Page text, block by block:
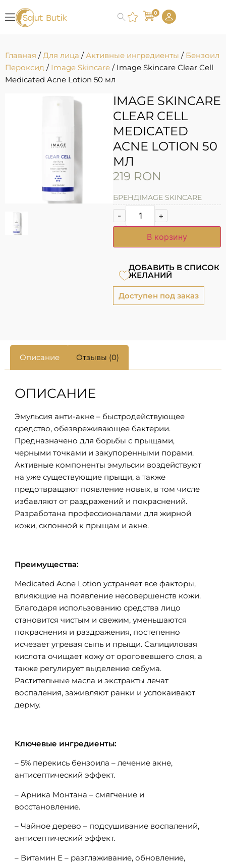
0
Главная /Для лица /Активные ингредиенты / Бензоил
Пероксид / Image Skincare / Image Skincare Clear Cell
Medicated Acne Lotion 50 мл
IMAGE SKINCARE
CLEAR CELL
MEDICATED
ACNE LOTION 50
МЛ
219 RON
БРЕНДIMAGE SKINCARE
- +
В корзину
ДОБАВИТЬ В СПИСОК
ЖЕЛАНИЙ
Доступен под заказ
Описание Отзывы (0)
ОПИСАНИЕ
Эмульсия анти-акне – быстродействующее
средство, обезвреживающее бактерии.
Предназначено для борьбы с прыщами,
черными точками и закупоренными порами.
Активные компоненты эмульсии воздействуют
на уже существующие прыщи, а также
предотвращают появление новых, в том числе
избавляют от раздражений и покраснений.
Разработана профессионалами для жирной
кожи, склонной к прыщам и акне.
Преимущества:
Medicated Acne Lotion устраняет все факторы,
влияющие на появление несовершенств кожи.
Благодаря использованию средства лицо
становится чистым и свежим, уменьшаются
покраснения и раздражения, постепенно
исчезает угревая сыпь и прыщи. Салициловая
кислота очищает кожу от ороговевшего слоя, а
также регулирует выделение себума.
Растительные масла и экстракты лечат
воспаления, заживляют ранки и успокаивают
дерму.
Ключевые ингредиенты:
– 5% перекись бензоила – лечение акне,
антисептический эффект.
– Арника Монтана – смягчение и
восстановление.
– Чайное дерево – подсушивание воспалений,
антисептический эффект.
– Витамин Е – разглаживание, обновление,